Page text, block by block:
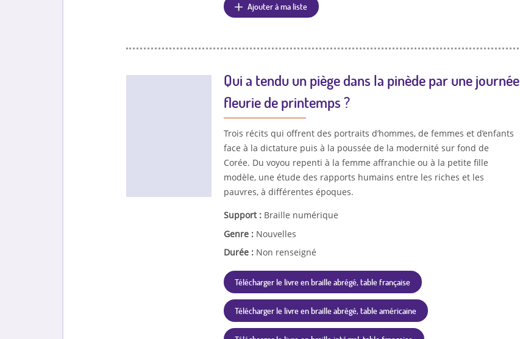
Ajouter à ma liste
Qui a tendu un piège dans la pinède par une journée
fleurie de printemps ?
Trois récits qui offrent des portraits d’hommes, de femmes et d’enfants
face à la dictature puis à la poussée de la modernité sur fond de
Corée. Du voyou repenti à la femme affranchie ou à la petite fille
modèle, une étude des rapports humains entre les riches et les
pauvres, à différentes époques.
Support : Braille numérique
Genre : Nouvelles
Durée : Non renseigné
Télécharger le livre en braille abrégé, table française
Télécharger le livre en braille abrégé, table américaine